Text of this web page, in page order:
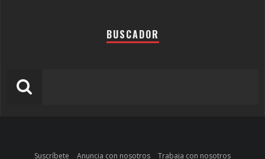
BUSCADOR
Suscríbete Anuncia con nosotros Trabaja con nosotros